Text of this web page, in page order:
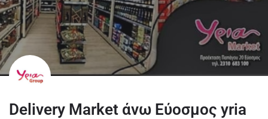
Delivery Market άνω Εύοσμος yria